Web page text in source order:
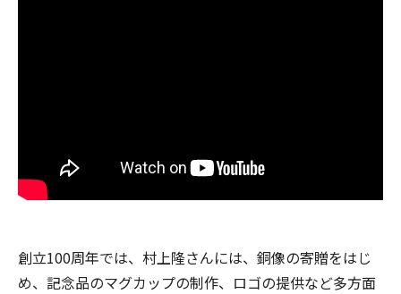
創立100周年では、村上隆さんには、銅像の寄贈をはじ
め、記念品のマグカップの制作、ロゴの提供など多方面